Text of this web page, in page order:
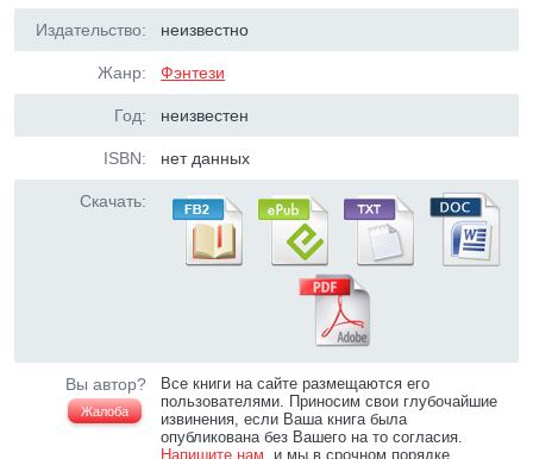
Издательство: неизвестно
Жанр: Фэнтези
Год: неизвестен
ISBN: нет данных
Скачать:
Вы автор?
Жалоба
Все книги на сайте размещаются его
пользователями. Приносим свои глубочайшие
извинения, если Ваша книга была
опубликована без Вашего на то согласия.
Напишите нам, и мы в срочном порядке